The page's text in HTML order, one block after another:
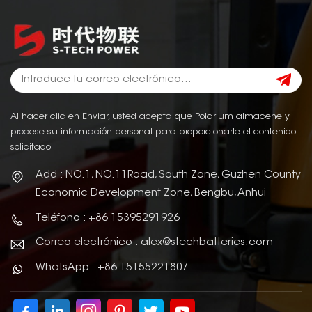
Al hacer clic en Enviar, usted acepta que Polarium almacene y
procese su información personal para proporcionarle el contenido
solicitado.
Add : NO.1, NO.11Road, South Zone, Guzhen County
Economic Development Zone, Bengbu, Anhui
Teléfono : +86 15395291926
Correo electrónico : alex@stechbatteries.com
WhatsApp : +86 15155221807